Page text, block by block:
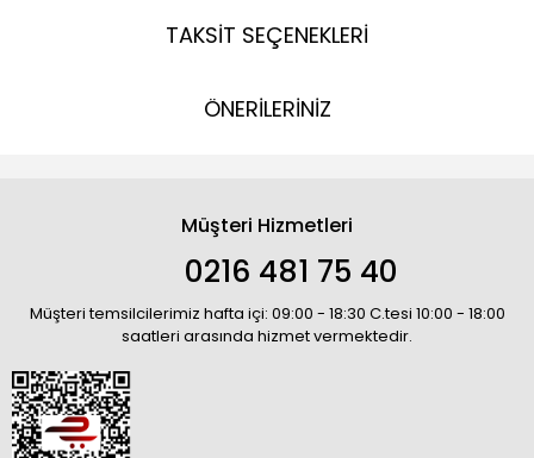
TAKSİT SEÇENEKLERİ
ÖNERİLERİNİZ
Müşteri Hizmetleri
0216 481 75 40
Müşteri temsilcilerimiz hafta içi: 09:00 - 18:30 C.tesi 10:00 - 18:00
saatleri arasında hizmet vermektedir.